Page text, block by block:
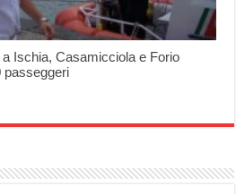
a Ischia, Casamicciola e Forio
passeggeri